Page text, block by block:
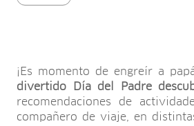
¡Es momento de engreír a
divertido Día del Padre
recomendaciones de
compañero de viaje, en